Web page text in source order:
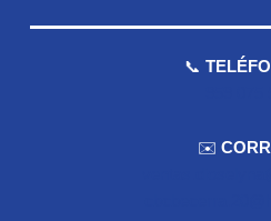
📞
✉️